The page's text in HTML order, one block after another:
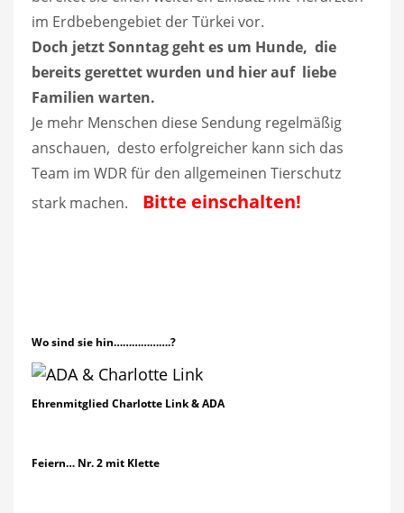
im Erdbebengebiet der Türkei vor.
Doch jetzt Sonntag geht es um Hunde, die
bereits gerettet wurden und hier auf liebe
Familien warten.
Je mehr Menschen diese Sendung regelmäßig
anschauen, desto erfolgreicher kann sich das
Team im WDR für den allgemeinen Tierschutz
stark machen. Bitte einschalten!
Wo sind sie hin……………….?
Ehrenmitglied Charlotte Link & ADA
Feiern… Nr. 2 mit Klette